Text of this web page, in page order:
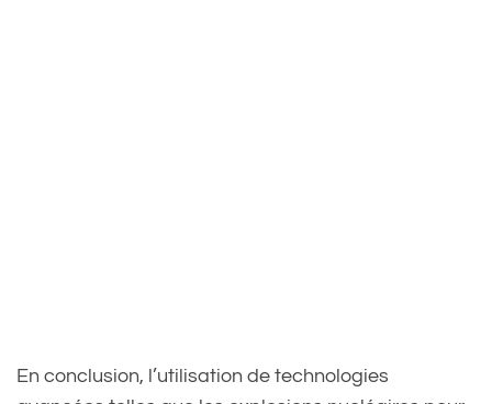
En conclusion, l’utilisation de technologies